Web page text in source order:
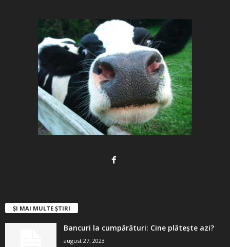
ȘI MAI MULTE ȘTIRI
Bancuri la cumpărături: Cine plătește azi?
august 27, 2023